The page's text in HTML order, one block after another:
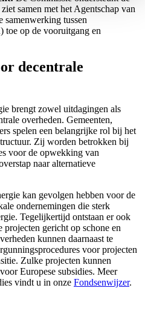
samen met het Agentschap van
samenwerking tussen
toe op de vooruitgang en
decentrale
brengt zowel uitdagingen als
overheden. Gemeenten,
spelen een belangrijke rol bij het
Zij worden betrokken bij
voor de opwekking van
naar alternatieve
kan gevolgen hebben voor de
ondernemingen die sterk
Tegelijkertijd ontstaan er ook
gericht op schone en
kunnen daarnaast te
voor projecten
Zulke projecten kunnen
Europese subsidies. Meer
vindt u in onze Fondsenwijzer.